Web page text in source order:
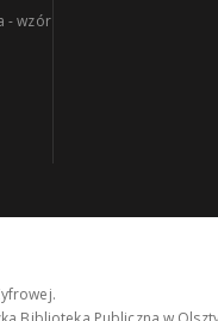
- wzór